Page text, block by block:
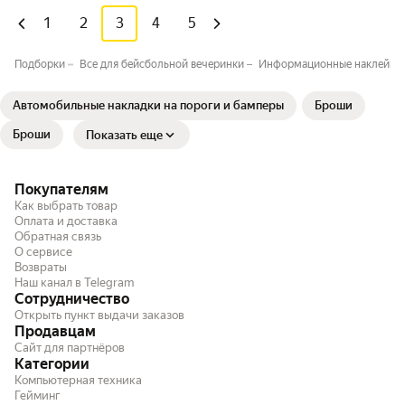
1 2 3 4 5
Подборки Все для бейсбольной вечеринки Информационные наклейки
Автомобильные накладки на пороги и бамперы Броши
Броши Показать еще
Покупателям
Как выбрать товар
Оплата и доставка
Обратная связь
О сервисе
Возвраты
Наш канал в Telegram
Сотрудничество
Открыть пункт выдачи заказов
Продавцам
Сайт для партнёров
Категории
Компьютерная техника
Гейминг